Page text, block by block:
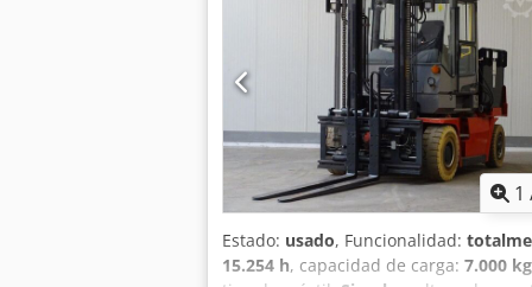
1
Estado: usado, Funcionalidad:
15.254 h, capacidad de carga: 7.000 kg